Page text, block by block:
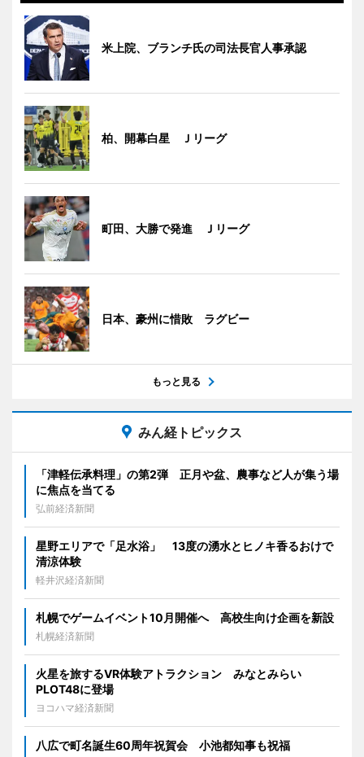
米上院、ブランチ氏の司法長官人事承認
柏、開幕白星 Ｊリーグ
町田、大勝で発進 Ｊリーグ
日本、豪州に惜敗 ラグビー
もっと見る
みん経トピックス
「津軽伝承料理」の第2弾 正月や盆、農事など人が集う場
に焦点を当てる
弘前経済新聞
星野エリアで「足水浴」 13度の湧水とヒノキ香るおけで
清涼体験
軽井沢経済新聞
札幌でゲームイベント10月開催へ 高校生向け企画を新設
札幌経済新聞
火星を旅するVR体験アトラクション みなとみらい
PLOT48に登場
ヨコハマ経済新聞
八広で町名誕生60周年祝賀会 小池都知事も祝福